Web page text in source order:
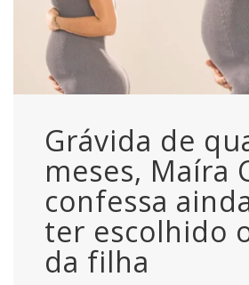
Grávida de
meses, Maíra
confessa
ter escolhido
da filha